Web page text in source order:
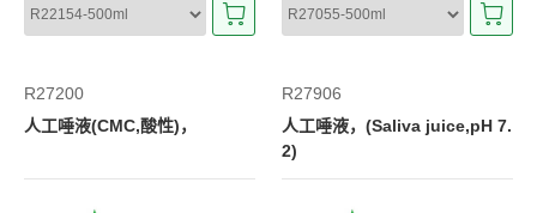
R27200
人工唾液(CMC,酸性)，
R27906
人工唾液，(Saliva juice,pH 7.
2)